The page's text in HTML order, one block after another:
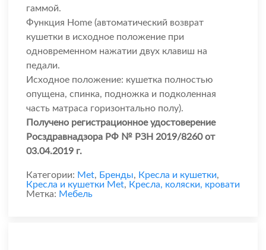
гаммой.
Функция Home (автоматический возврат
кушетки в исходное положение при
одновременном нажатии двух клавиш на
педали.
Исходное положение: кушетка полностью
опущена, спинка, подножка и подколенная
часть матраса горизонтально полу).
Получено регистрационное удостоверение
Росздравнадзора РФ № РЗН 2019/8260 от
03.04.2019 г.
Категории: Met, Бренды, Кресла и кушетки,
Кресла и кушетки Met, Кресла, коляски, кровати
Метка: Мебель